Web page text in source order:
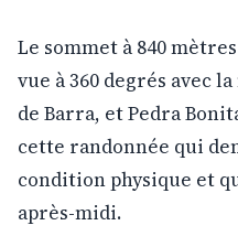
Le sommet à 840
vue à 360 degrés avec
de Barra, et Pedra
cette randonnée qui
condition physique et
après-midi.